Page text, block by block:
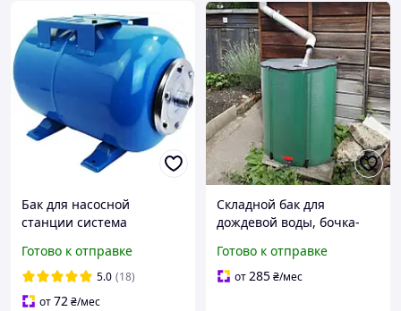
Бак для насосной
станции система
Kenle гидроаккумулятор
воды
Готово к отправке
5.0 (18)
от72₴/мес
Складной бак для
дождевой воды, бочка-
для сада XXL
Готово к отправке
от285₴/мес